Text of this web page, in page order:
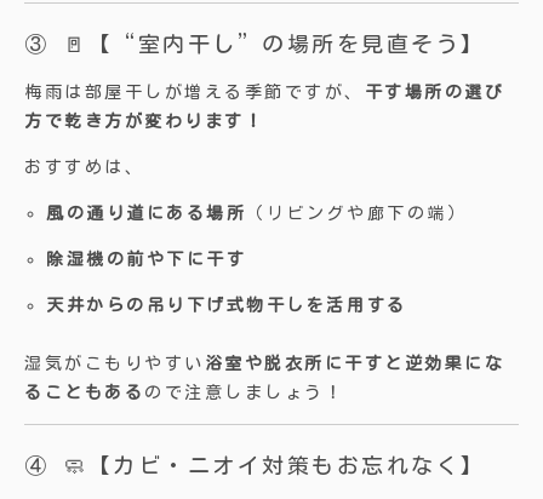
③ 🚪【“室内干し”の場所を見直そう】
梅雨は部屋干しが増える季節ですが、 干す場所の選び
方で乾き方が変わります！
おすすめは、
風の通り道にある場所 （リビングや廊下の端）
除湿機の前や下に干す
天井からの吊り下げ式物干しを活用する
湿気がこもりやすい 浴室や脱衣所に干すと逆効果にな
ることもある ので注意しましょう！
④ 🧼【カビ・ニオイ対策もお忘れなく】